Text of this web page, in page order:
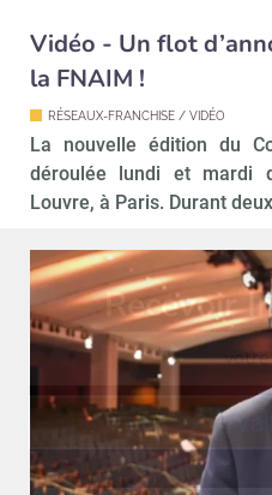
Vidéo - Un flot
la FNAIM !
RÉSEAUX-FRANCHISE / VIDÉO
La nouvelle édition du
déroulée lundi et mardi
Louvre, à Paris. Durant
Recevoir